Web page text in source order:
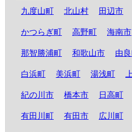
九度山町
北山村 田辺市
かつらぎ町 高野町 海南市
那智勝浦町 和歌山市 由
白浜町 美浜町 湯浅町
紀の川市 橋本市 日高町
有田川町 有田市 広川町